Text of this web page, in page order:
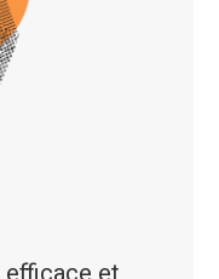
efficace et